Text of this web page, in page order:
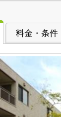
料金・条件